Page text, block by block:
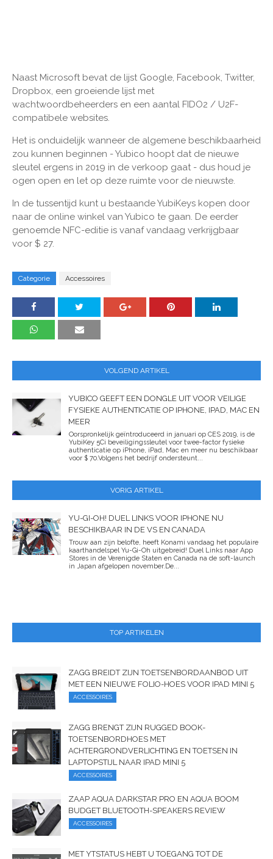
Naast Microsoft bevat de lijst Google, Facebook, Twitter,
Dropbox, een groeiende lijst met
wachtwoordbeheerders en een aantal FIDO2 / U2F-
compatibele websites.
Het is onduidelijk wanneer de algemene beschikbaarheid
zou kunnen beginnen - Yubico hoopt dat de nieuwe
sleutel ergens in 2019 in de verkoop gaat - dus houd je
ogen open en let op deze ruimte voor de nieuwste.
In de tussentijd kunt u bestaande YubiKeys kopen door
naar de online winkel van Yubico te gaan. De eerder
genoemde NFC-editie is vanaf vandaag verkrijgbaar
voor $ 27.
Categorie Accessoires
VOLGEND ARTIKEL
YUBICO GEEFT EEN DONGLE UIT VOOR VEILIGE
FYSIEKE AUTHENTICATIE OP IPHONE, IPAD, MAC EN
MEER
Oorspronkelijk geïntroduceerd in januari op CES 2019, is de
YubiKey 5Ci beveiligingssleutel voor twee-factor fysieke
authenticatie op iPhone, iPad, Mac en meer nu beschikbaar
voor $ 70.Volgens het bedrijf ondersteunt...
VORIG ARTIKEL
YU-GI-OH! DUEL LINKS VOOR IPHONE NU
BESCHIKBAAR IN DE VS EN CANADA
Trouw aan zijn belofte, heeft Konami vandaag het populaire
kaarthandelspel Yu-Gi-Oh uitgebreid! Duel Links naar App
Stores in de Verenigde Staten en Canada na de soft-launch
in Japan afgelopen november.De...
TOP ARTIKELEN
ZAGG BREIDT ZIJN TOETSENBORDAANBOD UIT
MET EEN NIEUWE FOLIO-HOES VOOR IPAD MINI 5
ACCESSOIRES
ZAGG BRENGT ZIJN RUGGED BOOK-
TOETSENBORDHOES MET
ACHTERGRONDVERLICHTING EN TOETSEN IN
LAPTOPSTIJL NAAR IPAD MINI 5
ACCESSOIRES
ZAAP AQUA DARKSTAR PRO EN AQUA BOOM
BUDGET BLUETOOTH-SPEAKERS REVIEW
ACCESSOIRES
MET YTSTATUS HEBT U TOEGANG TOT DE